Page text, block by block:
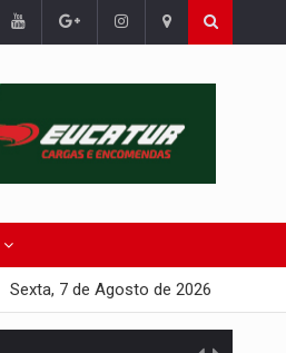
Sexta, 7 de Agosto de 2026